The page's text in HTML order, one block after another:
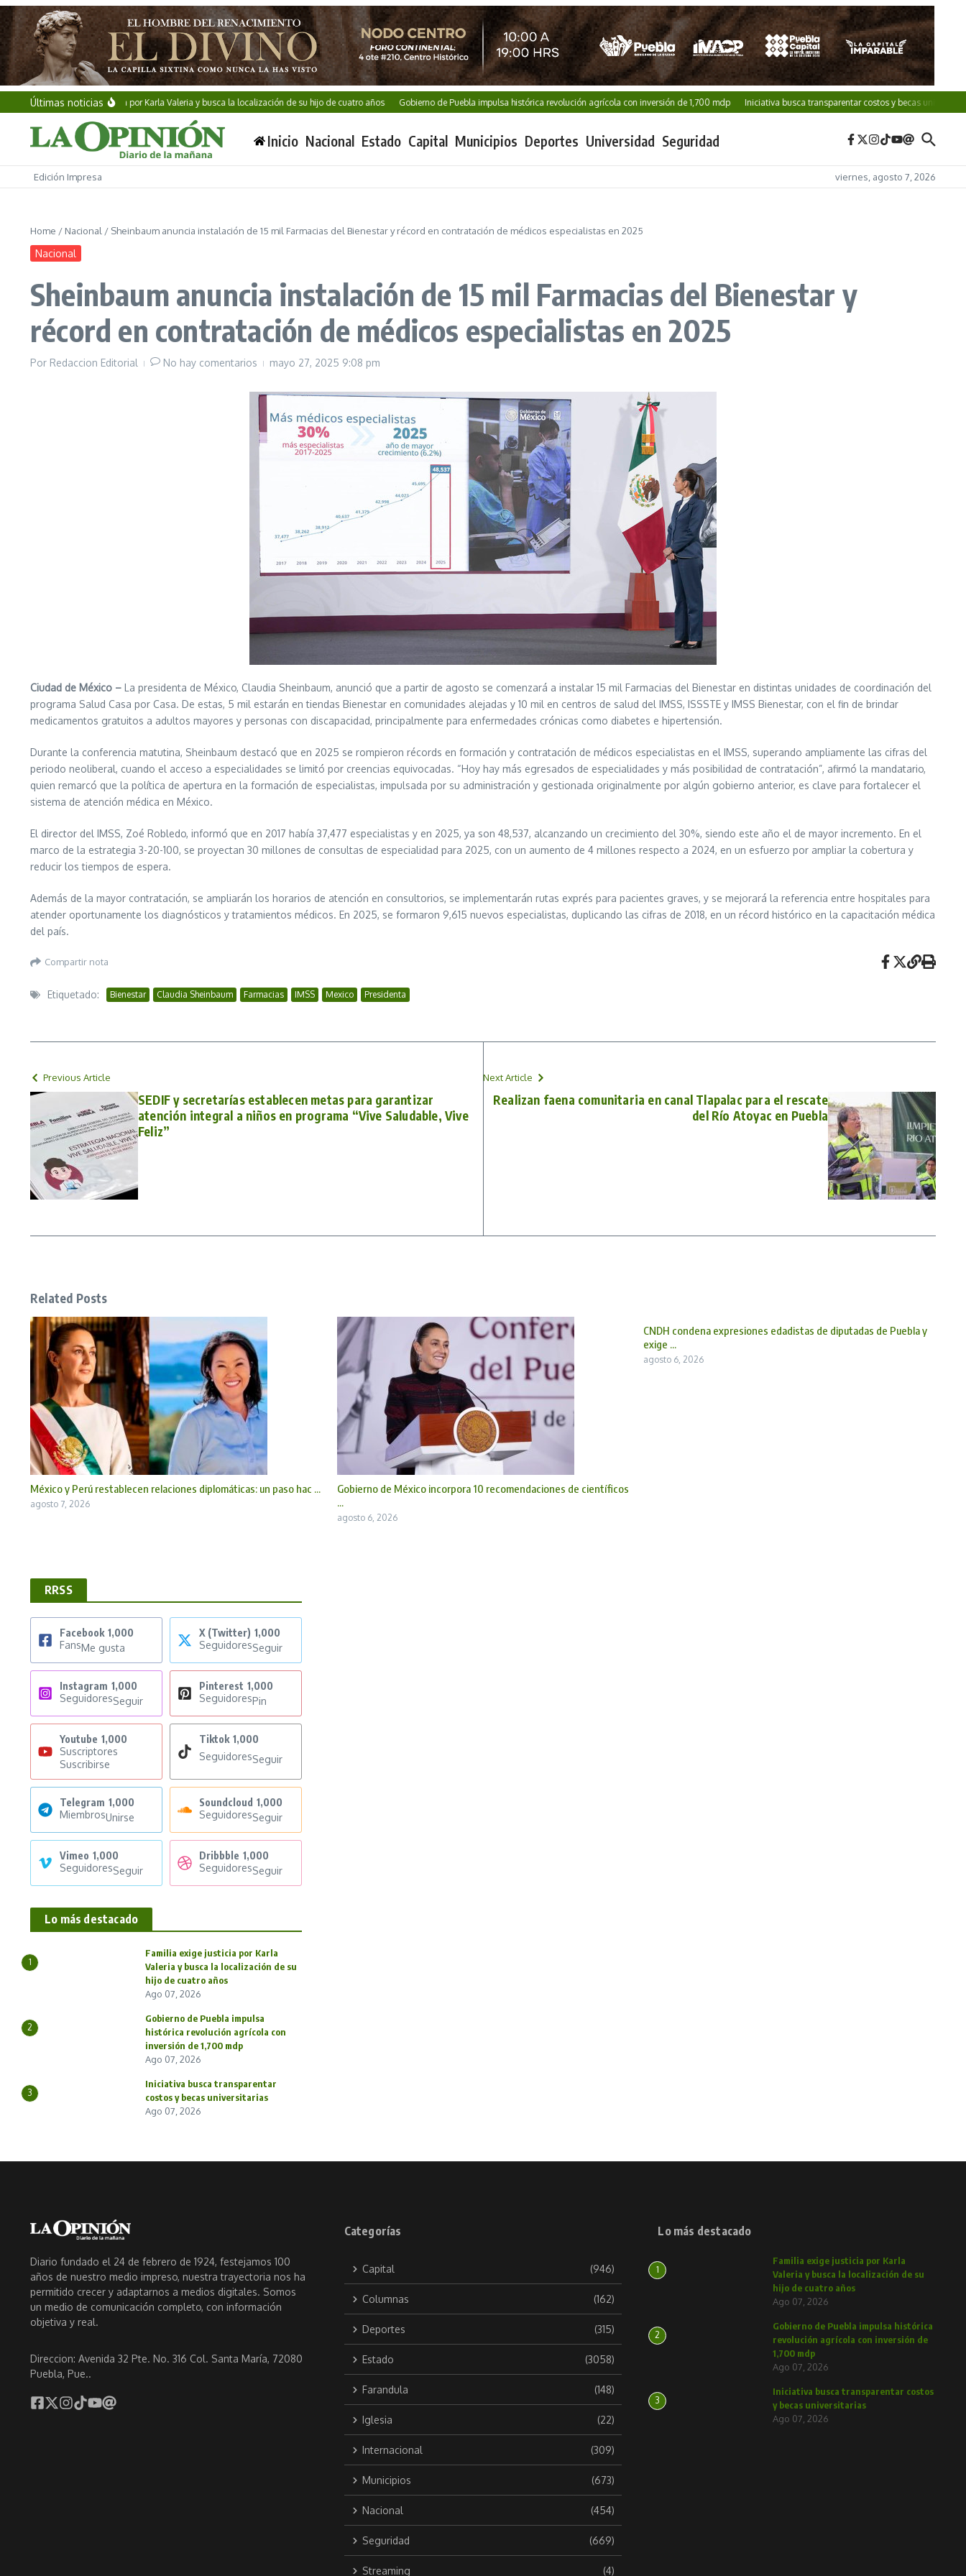
Saltar al contenido
Últimas noticias
Familia exige justicia por Karla Valeria y busca la localización de su hijo de cuatro años Gobierno de Puebla impulsa histórica revolución agrícola con inversión de 1,700 mdp Iniciativa busca transparentar costos y becas universitarias
Inicio Nacional Estado Capital Municipios Deportes Universidad Seguridad
Edición Impresa viernes, agosto 7, 2026
Home / Nacional / Sheinbaum anuncia instalación de 15 mil Farmacias del Bienestar y récord en contratación de médicos especialistas en 2025
Nacional
Sheinbaum anuncia instalación de 15 mil Farmacias del Bienestar y
récord en contratación de médicos especialistas en 2025
Por Redaccion Editorial No hay comentarios mayo 27, 2025 9:08 pm
Ciudad de México – La presidenta de México, Claudia Sheinbaum, anunció que a partir de agosto se comenzará a instalar 15 mil Farmacias del Bienestar en distintas unidades de coordinación del
programa Salud Casa por Casa. De estas, 5 mil estarán en tiendas Bienestar en comunidades alejadas y 10 mil en centros de salud del IMSS, ISSSTE y IMSS Bienestar, con el fin de brindar
medicamentos gratuitos a adultos mayores y personas con discapacidad, principalmente para enfermedades crónicas como diabetes e hipertensión.
Durante la conferencia matutina, Sheinbaum destacó que en 2025 se rompieron récords en formación y contratación de médicos especialistas en el IMSS, superando ampliamente las cifras del
periodo neoliberal, cuando el acceso a especialidades se limitó por creencias equivocadas. “Hoy hay más egresados de especialidades y más posibilidad de contratación”, afirmó la mandatario,
quien remarcó que la política de apertura en la formación de especialistas, impulsada por su administración y gestionada originalmente por algún gobierno anterior, es clave para fortalecer el
sistema de atención médica en México.
El director del IMSS, Zoé Robledo, informó que en 2017 había 37,477 especialistas y en 2025, ya son 48,537, alcanzando un crecimiento del 30%, siendo este año el de mayor incremento. En el
marco de la estrategia 3-20-100, se proyectan 30 millones de consultas de especialidad para 2025, con un aumento de 4 millones respecto a 2024, en un esfuerzo por ampliar la cobertura y
reducir los tiempos de espera.
Además de la mayor contratación, se ampliarán los horarios de atención en consultorios, se implementarán rutas exprés para pacientes graves, y se mejorará la referencia entre hospitales para
atender oportunamente los diagnósticos y tratamientos médicos. En 2025, se formaron 9,615 nuevos especialistas, duplicando las cifras de 2018, en un récord histórico en la capacitación médica
del país.
Compartir nota
Etiquetado: Bienestar Claudia Sheinbaum Farmacias IMSS Mexico Presidenta
Previous Article
SEDIF y secretarías establecen metas para garantizar
atención integral a niños en programa “Vive Saludable, Vive
Feliz”
Next Article
Realizan faena comunitaria en canal Tlapalac para el rescate
del Río Atoyac en Puebla
Related Posts
México y Perú restablecen relaciones diplomáticas: un paso hac ...
agosto 7, 2026
Gobierno de México incorpora 10 recomendaciones de científicos
...
agosto 6, 2026
CNDH condena expresiones edadistas de diputadas de Puebla y
exige ...
agosto 6, 2026
RRSS
Facebook 1,000
FansMe gusta
X (Twitter) 1,000
SeguidoresSeguir
Instagram 1,000
SeguidoresSeguir
Pinterest 1,000
SeguidoresPin
Youtube 1,000
Suscriptores
Suscribirse
Tiktok 1,000
SeguidoresSeguir
Telegram 1,000
MiembrosUnirse
Soundcloud 1,000
SeguidoresSeguir
Vimeo 1,000
SeguidoresSeguir
Dribbble 1,000
SeguidoresSeguir
Lo más destacado
1
Familia exige justicia por Karla
Valeria y busca la localización de su
hijo de cuatro años
Ago 07, 2026
2
Gobierno de Puebla impulsa
histórica revolución agrícola con
inversión de 1,700 mdp
Ago 07, 2026
3
Iniciativa busca transparentar
costos y becas universitarias
Ago 07, 2026
Diario fundado el 24 de febrero de 1924, festejamos 100
años de nuestro medio impreso, nuestra trayectoria nos ha
permitido crecer y adaptarnos a medios digitales. Somos
un medio de comunicación completo, con información
objetiva y real.
Direccion: Avenida 32 Pte. No. 316 Col. Santa María, 72080
Puebla, Pue..
Categorías
Capital (946)
Columnas (162)
Deportes (315)
Estado (3058)
Farandula (148)
Iglesia (22)
Internacional (309)
Municipios (673)
Nacional (454)
Seguridad (669)
Streaming (4)
Lo más destacado
1
Familia exige justicia por Karla
Valeria y busca la localización de su
hijo de cuatro años
Ago 07, 2026
2
Gobierno de Puebla impulsa histórica
revolución agrícola con inversión de
1,700 mdp
Ago 07, 2026
3
Iniciativa busca transparentar costos
y becas universitarias
Ago 07, 2026